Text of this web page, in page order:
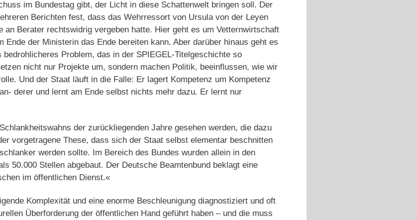
im Bundestag gibt, der Licht in diese Schattenwelt bringen soll. Der
Berichten fest, dass das Wehrressort von Ursula von der Leyen
an Berater rechtswidrig vergeben hatte. Hier geht es um Vetternwirtschaft
Ende der Ministerin das Ende bereiten kann. Aber darüber hinaus geht es
Problem, das in der SPIEGEL-Titelgeschichte so
nicht nur Projekte um, sondern machen Politik, beeinflussen, wie wir
Und der Staat läuft in die Falle: Er lagert Kompetenz um Kompetenz
derer und lernt am Ende selbst nichts mehr dazu. Er lernt nur
der zurückliegenden Jahre gesehen werden, die dazu
vorgetragene These, dass sich der Staat selbst elementar beschnitten
werden sollte. Im Bereich des Bundes wurden allein in den
50.000 Stellen abgebaut. Der Deutsche Beamtenbund beklagt eine
im öffentlichen Dienst.«
Komplexität und eine enorme Beschleunigung diagnostiziert und oft
Überforderung der öffentlichen Hand geführt haben – und die muss